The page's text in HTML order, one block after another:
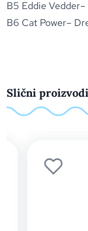
B5 Eddie
B6 Cat Power–
Slični proizvodi